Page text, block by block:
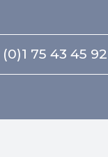
(0)1 75 43 45 92